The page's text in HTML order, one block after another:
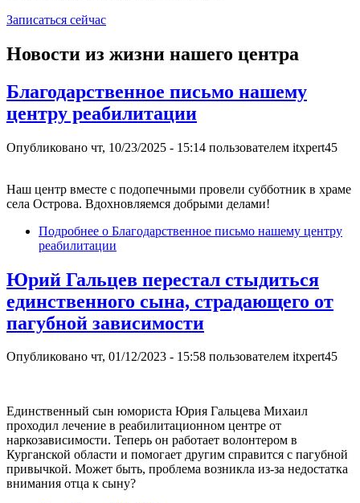
Записаться сейчас
Новости из жизни нашего центра
Благодарственное письмо нашему
центру реабилитации
Опубликовано чт, 10/23/2025 - 15:14 пользователем itxpert45
Наш центр вместе с подопечными провели субботник в храме
села Острова. Вдохновляемся добрыми делами!
Подробнее о Благодарственное письмо нашему центру
реабилитации
Юрий Гальцев перестал стыдиться
единственного сына, страдающего от
пагубной зависимости
Опубликовано чт, 01/12/2023 - 15:58 пользователем itxpert45
Единственный сын юмориста Юрия Гальцева Михаил
проходил лечение в реабилитационном центре от
наркозависимости. Теперь он работает волонтером в
Курганской области и помогает другим справится с пагубной
привычкой. Может быть, проблема возникла из-за недостатка
внимания отца к сыну?